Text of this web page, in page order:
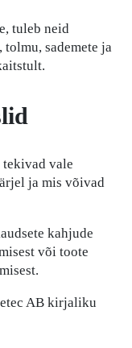
tuleb neid
sademete ja
tekivad vale
ja mis võivad
kahjude
või toote
AB kirjaliku